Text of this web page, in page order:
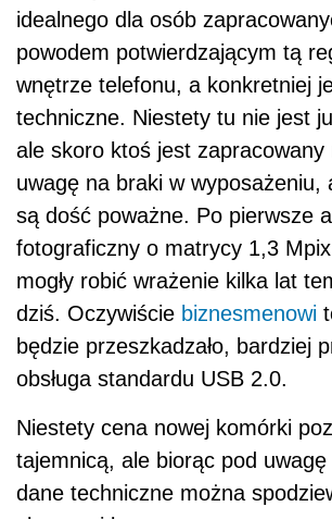
idealnego dla osób
powodem potwierdzającym tą
wnętrze telefonu, a konkretniej
techniczne. Niestety tu nie jest
ale skoro ktoś jest zapracowany
uwagę na braki w wyposażeniu,
są dość poważne. Po pierwsze
fotograficzny o matrycy 1,3
mogły robić wrażenie kilka lat
dziś. Oczywiście biznesmenowi
będzie przeszkadzało, bardziej
obsługa standardu USB 2.0.
Niestety cena nowej komórki
tajemnicą, ale biorąc pod
dane techniczne można